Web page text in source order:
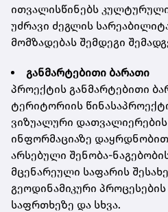
ითვალისწინებს
უძრავი ძეგლის
მომზადებას შემდეგი
განმარტებითი ბარათი
პროექტის განმარტებითი
ტერიტორიის
ვიზუალური
ინფორმაციაზე
არსებული შენობა-
მცენარეული საფარის
გეოდინამიკური
საფრთხეზე და სხვა.